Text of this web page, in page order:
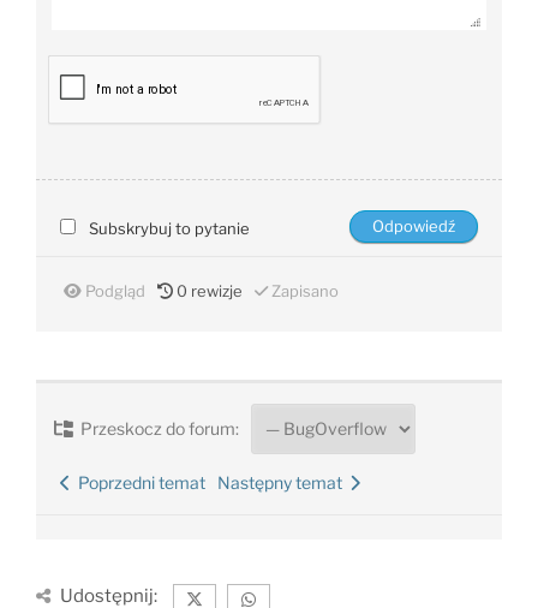
Subskrybuj to pytanie
Podgląd 0 rewizje Zapisano
Przeskocz do forum:
Poprzedni temat Następny temat
Udostępnij: